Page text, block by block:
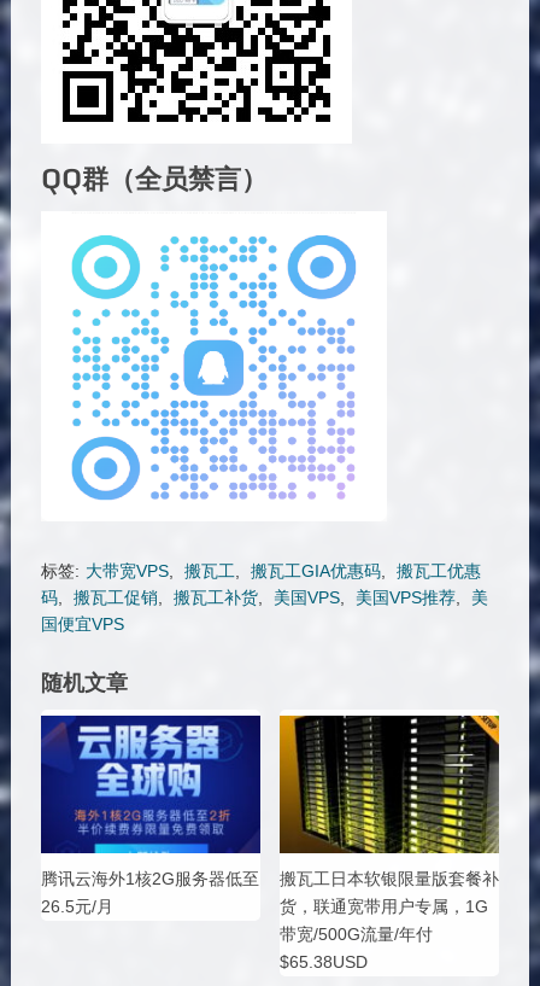
QQ群（全员禁言）
标签: 大带宽VPS, 搬瓦工 搬瓦工GIA优惠码,
搬瓦工优惠
码, 搬瓦工促销, 搬瓦工补货, 美国VPS, 美国VPS推荐,
美
国便宜VPS
随机文章
腾讯云海外1核2G服务器低至
26.5元/月
搬瓦工日本软银限量版套餐补
货，联通宽带用户专属，1G
带宽/500G流量/年付
$65.38USD